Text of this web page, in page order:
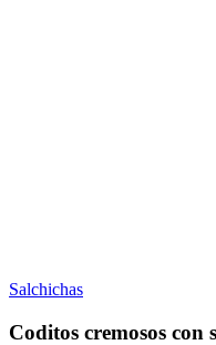
Salchichas
Coditos cremosos con